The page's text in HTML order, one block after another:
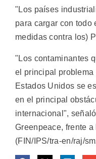
"Los países
para cargar con todo
medidas contra los)
"Los contaminantes
el principal
Estados Unidos se
en el principal
internacional",
Greenpeace, frente
(FIN/IPS/tra-en/raj/